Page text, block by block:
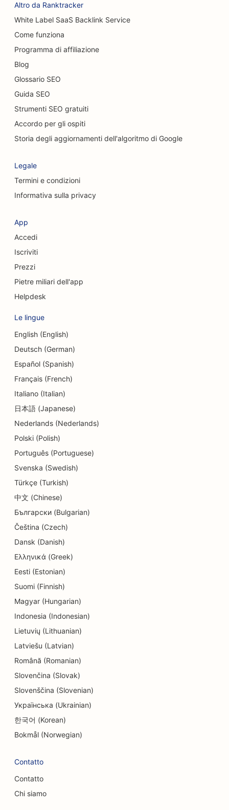
Altro da Ranktracker
White Label SaaS Backlink Service
Come funziona
Programma di affiliazione
Blog
Glossario SEO
Guida SEO
Strumenti SEO gratuiti
Accordo per gli ospiti
Storia degli aggiornamenti dell'algoritmo di Google
Legale
Termini e condizioni
Informativa sulla privacy
App
Accedi
Iscriviti
Prezzi
Pietre miliari dell'app
Helpdesk
Le lingue
English (English)
Deutsch (German)
Español (Spanish)
Français (French)
Italiano (Italian)
日本語 (Japanese)
Nederlands (Nederlands)
Polski (Polish)
Português (Portuguese)
Svenska (Swedish)
Türkçe (Turkish)
中文 (Chinese)
Български (Bulgarian)
Čeština (Czech)
Dansk (Danish)
Ελληνικά (Greek)
Eesti (Estonian)
Suomi (Finnish)
Magyar (Hungarian)
Indonesia (Indonesian)
Lietuvių (Lithuanian)
Latviešu (Latvian)
Română (Romanian)
Slovenčina (Slovak)
Slovenščina (Slovenian)
Українська (Ukrainian)
한국어 (Korean)
Bokmål (Norwegian)
Contatto
Contatto
Chi siamo